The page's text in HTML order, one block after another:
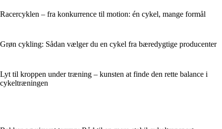
Racercyklen – fra konkurrence til motion: én cykel, mange formål
Grøn cykling: Sådan vælger du en cykel fra bæredygtige producenter
Lyt til kroppen under træning – kunsten at finde den rette balance i
cykeltræningen